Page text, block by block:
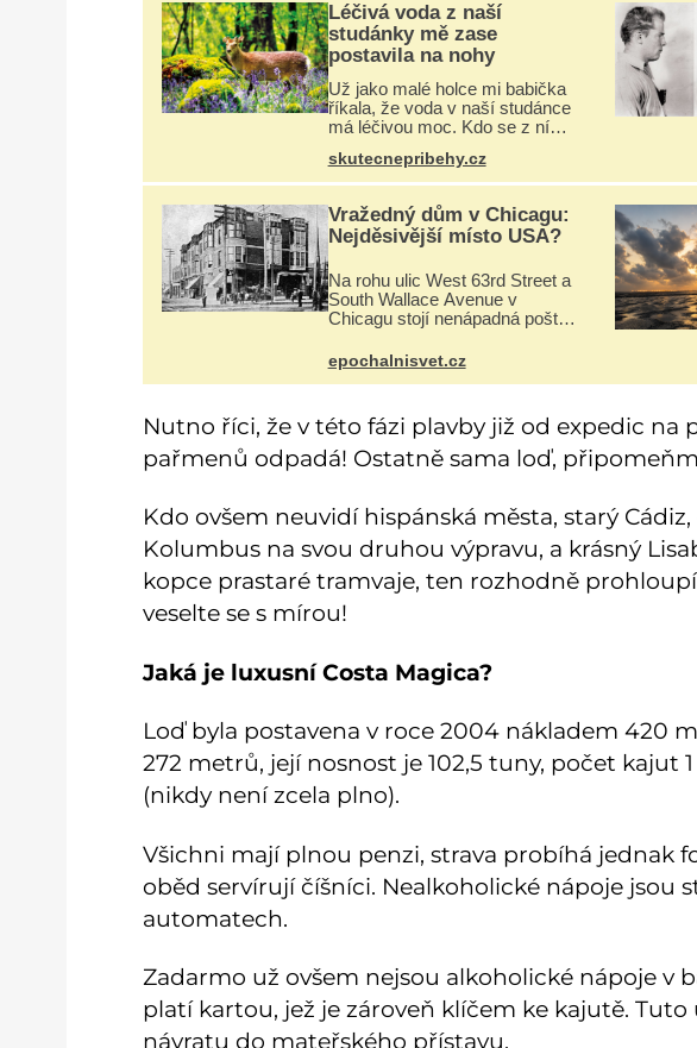
Léčivá voda z naší
studánky mě zase
postavila na nohy
Už jako malé holce mi babička
říkala, že voda v naší studánce
má léčivou moc. Kdo se z ní
kolem, tomu se ulevilo. Ráda
vzpomínám na své dětství a na
studánku, která se u
skutecnepribehy.cz
Vražedný dům v Chicagu:
Nejděsivější místo USA?
Na rohu ulic West 63rd Street a
South Wallace Avenue v
Chicagu stojí nenápadná pošta.
pamětní desku. A přesto prý
místní zaměstnanci neradi
epochalnisvet.cz
Nutno říci, že v této fázi plavby již od expedic na
pařmenů odpadá! Ostatně sama loď,
Kdo ovšem neuvidí hispánská města, starý
Kolumbus na svou druhou výpravu, a krásný
kopce prastaré tramvaje, ten rozhodně
veselte se s mírou!
Jaká je luxusní Costa Magica?
Loď byla postavena v roce 2004 nákladem 420
272 metrů, její nosnost je 102,5 tuny, počet kajut
(nikdy není zcela plno).
Všichni mají plnou penzi, strava probíhá jednak
oběd servírují číšníci. Nealkoholické nápoje jsou
automatech.
Zadarmo už ovšem nejsou alkoholické nápoje v
platí kartou, jež je zároveň klíčem ke kajutě.
návratu do mateřského přístavu.